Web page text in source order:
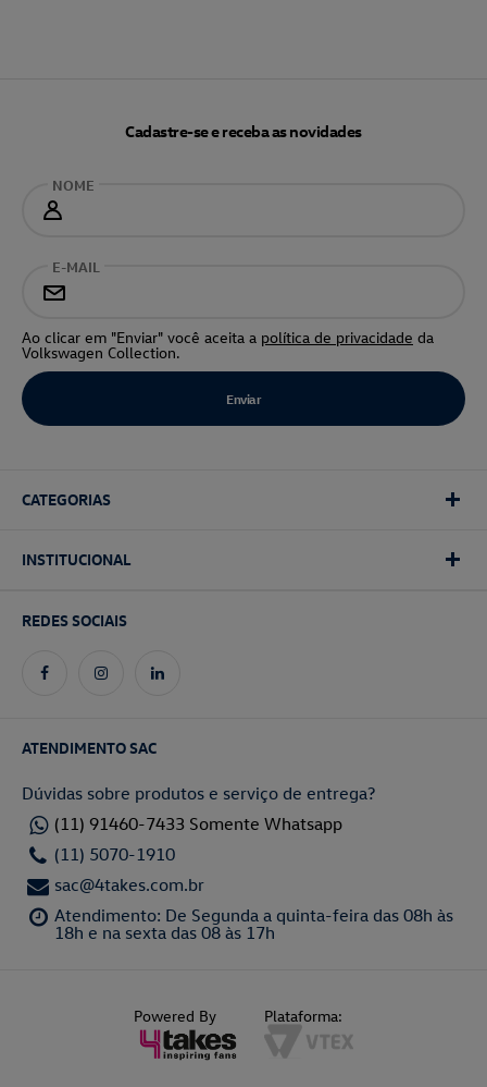
Cadastre-se e receba as novidades
NOME
E-MAIL
Ao clicar em "Enviar" você aceita a política de privacidade da
Volkswagen Collection.
CATEGORIAS
INSTITUCIONAL
REDES SOCIAIS
ATENDIMENTO SAC
Dúvidas sobre produtos e serviço de entrega?
(11) 91460-7433 Somente Whatsapp
(11) 5070-1910
sac@4takes.com.br
Atendimento: De Segunda a quinta-feira das 08h às
18h e na sexta das 08 às 17h
Powered By Plataforma: